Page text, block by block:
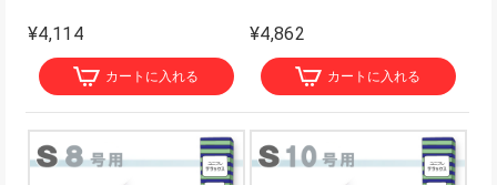
¥4,114
カートに入れる
¥4,862
カートに入れる